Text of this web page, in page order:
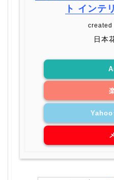
ト インテ
created
日本
Yahoo